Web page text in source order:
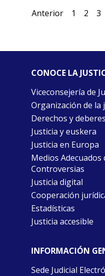
Anterior 1 2 3
CONOCE LA
Viceconsejería de
Organización de la
Derechos y deberes
Justicia y euskera
Justicia en Europa
Medios Adecuados
Controversias
Justicia digital
Cooperación
Estadísticas
Justicia accesible
INFORMACIÓN
Sede Judicial